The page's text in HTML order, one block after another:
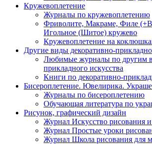
Кружевоплетение
Журналы по кружевоплетению
Фриволите, Макраме, Филе
Игольное (Шитое) кружево
Кружевоплетение на
Другие виды декоративно-
Любимые журналы по другим
прикладного искусства
Книги по декоративно-
Бисероплетение. Ювелирика.
Журналы по бисероплетению
Обучающая литература по
Рисунок, графический дизайн
Журнал Искусство рисования
Журнал Простые уроки
Журнал Школа рисования для